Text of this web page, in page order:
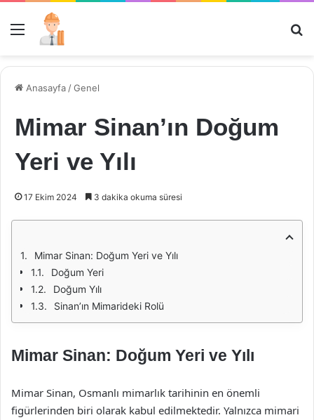
Menü
Anasayfa /Genel
Mimar Sinan’ın Doğum
Yeri ve Yılı
17 Ekim 2024 3 dakika okuma süresi
Mimar Sinan: Doğum Yeri ve Yılı
Doğum Yeri
Doğum Yılı
Sinan’ın Mimarideki Rolü
Mimar Sinan: Doğum Yeri ve Yılı
Mimar Sinan, Osmanlı mimarlık tarihinin en önemli
figürlerinden biri olarak kabul edilmektedir. Yalnızca mimari